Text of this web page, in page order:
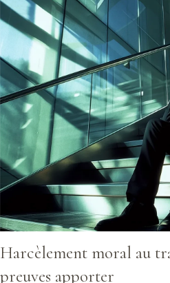
Harcèlement moral au
preuves apporter